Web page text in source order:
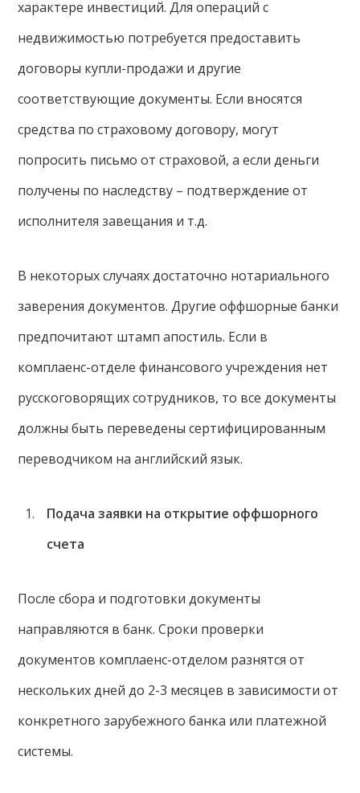
характере инвестиций. Для операций с
недвижимостью потребуется предоставить
договоры купли-продажи и другие
соответствующие документы. Если вносятся
средства по страховому договору, могут
попросить письмо от страховой, а если деньги
получены по наследству – подтверждение от
исполнителя завещания и т.д.
В некоторых случаях достаточно нотариального
заверения документов. Другие оффшорные банки
предпочитают штамп апостиль. Если в
комплаенс-отделе финансового учреждения нет
русскоговорящих сотрудников, то все документы
должны быть переведены сертифицированным
переводчиком на английский язык.
Подача заявки на открытие оффшорного
счета
После сбора и подготовки документы
направляются в банк. Сроки проверки
документов комплаенс-отделом разнятся от
нескольких дней до 2-3 месяцев в зависимости от
конкретного зарубежного банка или платежной
системы.